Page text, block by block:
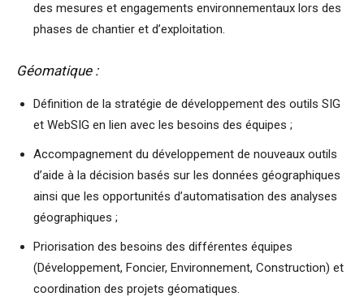
des mesures et engagements environnementaux lors des
phases de chantier et d’exploitation.
Géomatique :
Définition de la stratégie de développement des outils SIG
et WebSIG en lien avec les besoins des équipes ;
Accompagnement du développement de nouveaux outils
d’aide à la décision basés sur les données géographiques
ainsi que les opportunités d’automatisation des analyses
géographiques ;
Priorisation des besoins des différentes équipes
(Développement, Foncier, Environnement, Construction) et
coordination des projets géomatiques.